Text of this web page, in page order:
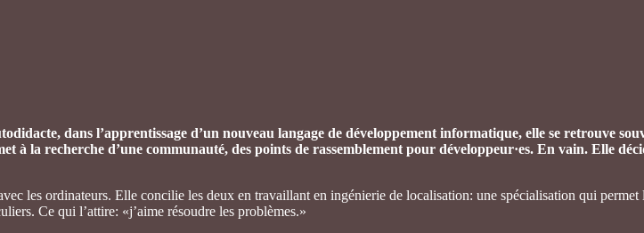
dans l’apprentissage d’un nouveau langage de développement informatique, elle se retrouve
à la recherche d’une communauté, des points de rassemblement pour développeur·es. En vain. Elle
les ordinateurs. Elle concilie les deux en travaillant en ingénierie de localisation: une spécialisation qui
Ce qui l’attire: «j’aime résoudre les problèmes.»